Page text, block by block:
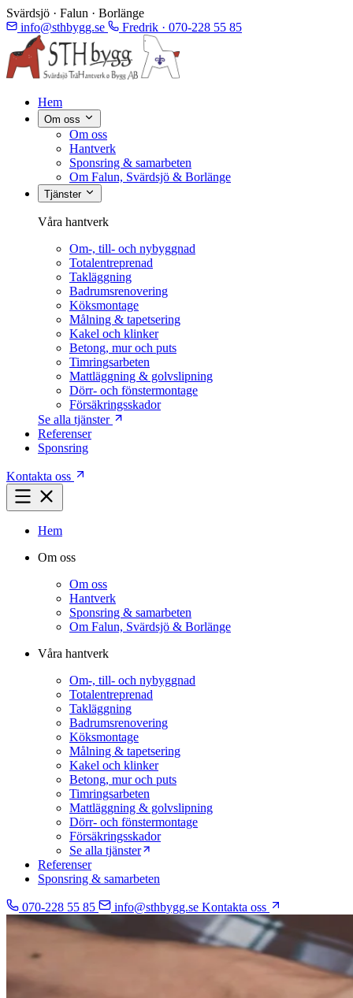
Svärdsjö · Falun · Borlänge
info@sthbygg.se
Fredrik · 070-228 55 85
Hem
Om oss
Om oss
Hantverk
Sponsring & samarbeten
Om Falun, Svärdsjö & Borlänge
Tjänster
Våra hantverk
Om-, till- och nybyggnad
Totalentreprenad
Takläggning
Badrumsrenovering
Köksmontage
Målning & tapetsering
Kakel och klinker
Betong, mur och puts
Timringsarbeten
Mattläggning & golvslipning
Dörr- och fönstermontage
Försäkringsskador
Se alla tjänster
Referenser
Sponsring
Kontakta oss
Hem
Om oss
Om oss
Hantverk
Sponsring & samarbeten
Om Falun, Svärdsjö & Borlänge
Våra hantverk
Om-, till- och nybyggnad
Totalentreprenad
Takläggning
Badrumsrenovering
Köksmontage
Målning & tapetsering
Kakel och klinker
Betong, mur och puts
Timringsarbeten
Mattläggning & golvslipning
Dörr- och fönstermontage
Försäkringsskador
Se alla tjänster
Referenser
Sponsring & samarbeten
070-228 55 85 info@sthbygg.se Kontakta oss